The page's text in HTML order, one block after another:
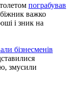
пограбував
важко
і зник на
бізнесменів
змусили